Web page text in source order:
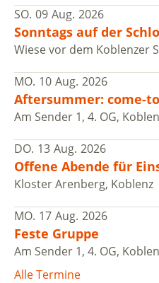
SO. 09 Aug. 2026
Sonntags auf der
Wiese vor dem Koblenzer
MO. 10 Aug. 2026
Aftersummer: come-
Am Sender 1, 4. OG,
DO. 13 Aug. 2026
Offene Abende für
Kloster Arenberg, Koblenz
MO. 17 Aug. 2026
Feste Gruppe
Am Sender 1, 4. OG,
Alle Termine